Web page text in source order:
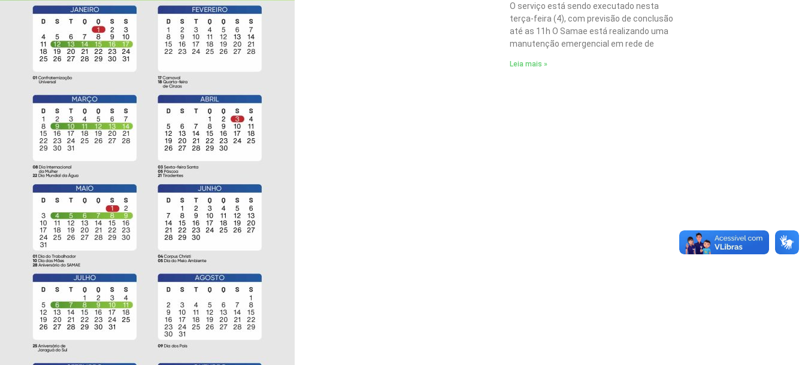
O serviço está sendo executado nesta
terça-feira (4), com previsão de conclusão
até as 11h O Samae está realizando uma
manutenção emergencial em rede de
Leia mais »